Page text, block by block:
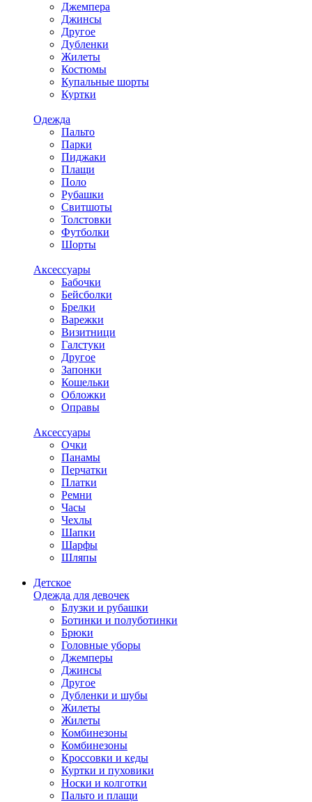
Джемпера
Джинсы
Другое
Дубленки
Жилеты
Костюмы
Купальные шорты
Куртки
Одежда
Пальто
Парки
Пиджаки
Плащи
Поло
Рубашки
Свитшоты
Толстовки
Футболки
Шорты
Аксессуары
Бабочки
Бейсболки
Брелки
Варежки
Визитници
Галстуки
Другое
Запонки
Кошельки
Обложки
Оправы
Аксессуары
Очки
Панамы
Перчатки
Платки
Ремни
Часы
Чехлы
Шапки
Шарфы
Шляпы
Детское
Одежда для девочек
Блузки и рубашки
Ботинки и полуботинки
Брюки
Головные уборы
Джемперы
Джинсы
Другое
Дубленки и шубы
Жилеты
Жилеты
Комбинезоны
Комбинезоны
Кроссовки и кеды
Куртки и пуховики
Носки и колготки
Пальто и плащи